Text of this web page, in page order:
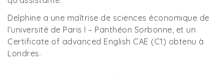
Delphine a une maîtrise de sciences économique de
l’université de Paris I – Panthéon Sorbonne, et un
Certificate of advanced English CAE (C1) obtenu à
Londres.